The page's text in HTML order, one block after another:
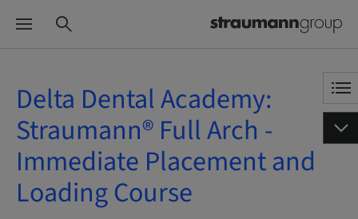
Delta Dental Academy:
Straumann® Full Arch -
Immediate Placement and
Loading Course